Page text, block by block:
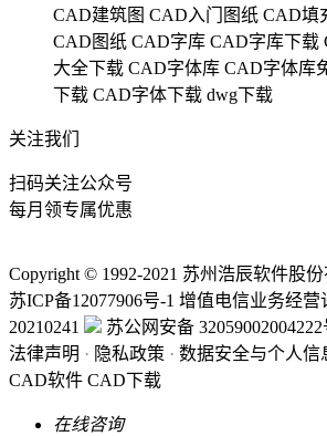
CAD建筑图 CAD入门图纸 CAD填
CAD图纸 CAD字库 CAD字库下载
大全下载 CAD字体库 CAD字体库
下载 CAD字体下载 dwg下载
关注我们
扫码关注公众号
每月领专属优惠
Copyright © 1992-2021 苏州浩辰软件股
苏ICP备12077906号-1 增值电信业务经营
20210241
苏公网安备 32059002004222
法律声明 · 隐私政策 · 数据安全与个人信
CAD软件 CAD下载
在线咨询